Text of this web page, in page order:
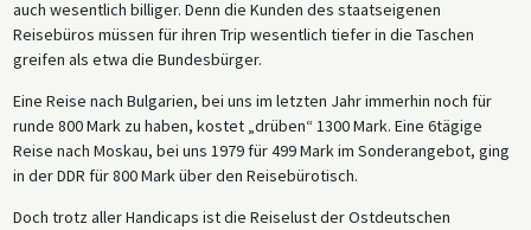
auch wesentlich billiger. Denn die Kunden des staatseigenen
Reisebüros müssen für ihren Trip wesentlich tiefer in die Taschen
greifen als etwa die Bundesbürger.
Eine Reise nach Bulgarien, bei uns im letzten Jahr immerhin noch für
runde 800 Mark zu haben, kostet „drüben“ 1300 Mark. Eine 6tägige
Reise nach Moskau, bei uns 1979 für 499 Mark im Sonderangebot, ging
in der DDR für 800 Mark über den Reisebürotisch.
Doch trotz aller Handicaps ist die Reiselust der Ostdeutschen